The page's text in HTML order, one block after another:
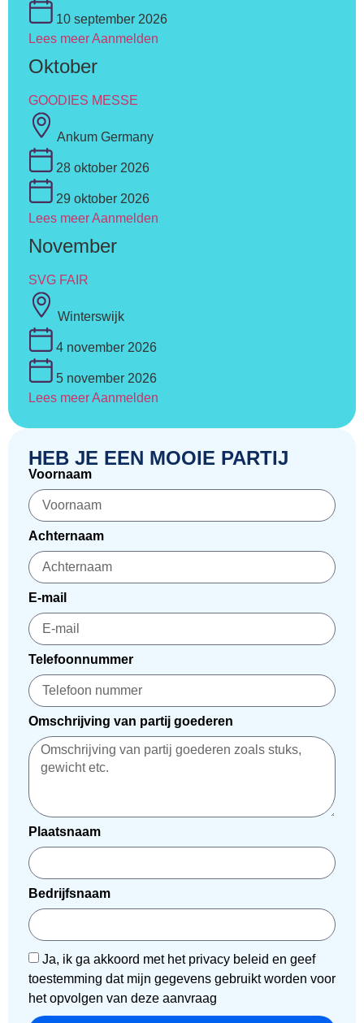
10 september 2026
Lees meerAanmelden
Oktober
GOODIES MESSE
Ankum Germany
28 oktober 2026
29 oktober 2026
Lees meerAanmelden
November
SVG FAIR
Winterswijk
4 november 2026
5 november 2026
Lees meerAanmelden
HEB JE EEN MOOIE PARTIJ
Voornaam
Achternaam
E-mail
Telefoonnummer
Omschrijving van partij goederen
Plaatsnaam
Bedrijfsnaam
Ja, ik ga akkoord met het privacy beleid en geef
toestemming dat mijn gegevens gebruikt worden voor
het opvolgen van deze aanvraag